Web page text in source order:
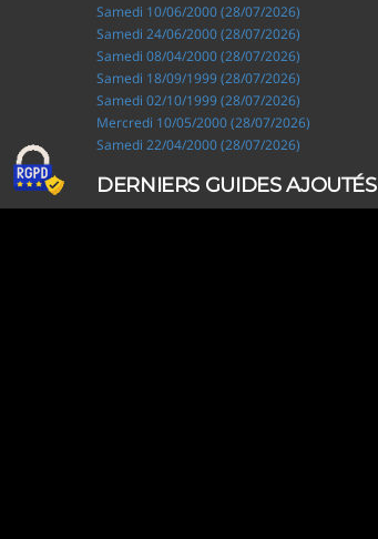
Samedi 10/06/2000 (28/07/2026)
Samedi 24/06/2000 (28/07/2026)
Samedi 08/04/2000 (28/07/2026)
Samedi 18/09/1999 (28/07/2026)
Samedi 02/10/1999 (28/07/2026)
Mercredi 10/05/2000 (28/07/2026)
Samedi 22/04/2000 (28/07/2026)
DERNIERS GUIDES AJOUTÉS